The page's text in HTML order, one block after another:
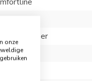
vloer
onze